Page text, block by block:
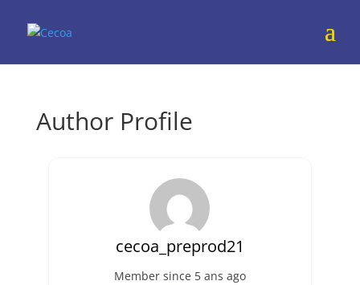
Author Profile
cecoa_preprod21
Member since 5 ans ago